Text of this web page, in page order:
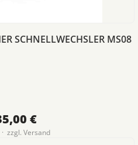
SCHNELLWECHSLER MS08
€
zzgl. Versand